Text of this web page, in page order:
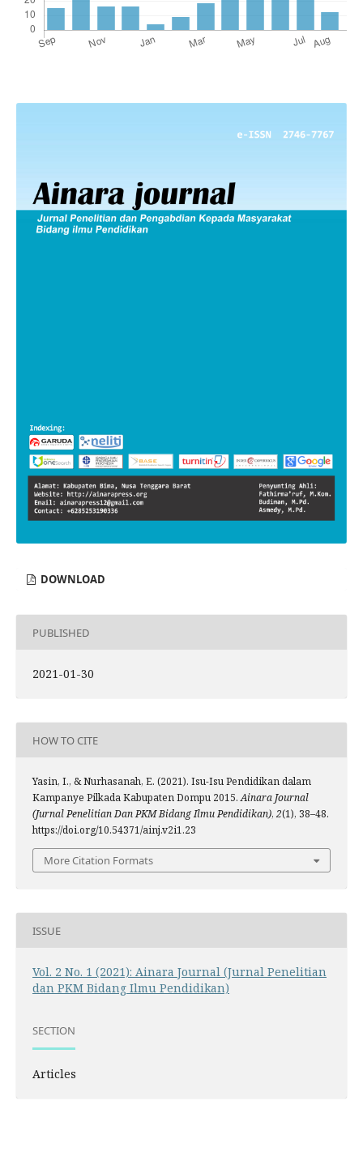
DOWNLOAD
PUBLISHED
2021-01-30
HOW TO CITE
Yasin, I., & Nurhasanah, E. (2021). Isu-Isu Pendidikan dalam
Kampanye Pilkada Kabupaten Dompu 2015.Ainara Journal
(Jurnal Penelitian Dan PKM Bidang Ilmu Pendidikan), 2(1), 38–48.
https://doi.org/10.54371/ainj.v2i1.23
More Citation Formats
ISSUE
Vol. 2 No. 1 (2021): Ainara Journal (Jurnal Penelitian
dan PKM Bidang Ilmu Pendidikan)
SECTION
Articles